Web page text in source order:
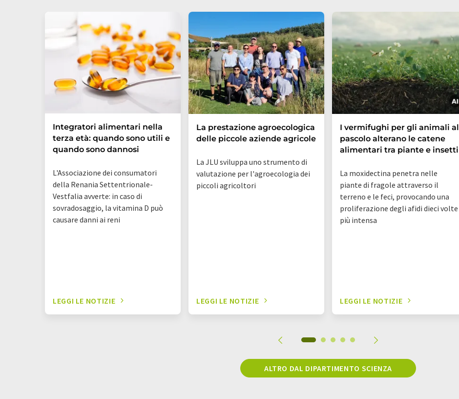
Integratori alimentari nella
terza età: quando sono utili e
quando sono dannosi
L'Associazione dei consumatori
della Renania Settentrionale-
Vestfalia avverte: in caso di
sovradosaggio, la vitamina D può
causare danni ai reni
LEGGI LE NOTIZIE
La prestazione agroecologica
delle piccole aziende agricole
La JLU sviluppa uno strumento di
valutazione per l'agroecologia dei
piccoli agricoltori
LEGGI LE NOTIZIE
I vermifughi per gli animali al
pascolo alterano le catene
alimentari tra piante e insetti
La moxidectina penetra nelle
piante di fragole attraverso il
terreno e le feci, provocando una
proliferazione degli afidi dieci volte
più intensa
LEGGI LE NOTIZIE
ALTRO DAL DIPARTIMENTO SCIENZA